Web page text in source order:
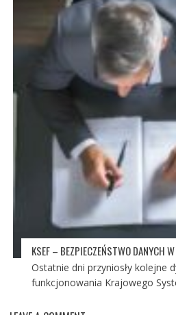
KSEF – BEZPIECZEŃSTWO DANYCH
Ostatnie dni przyniosły kolejne
funkcjonowania Krajowego